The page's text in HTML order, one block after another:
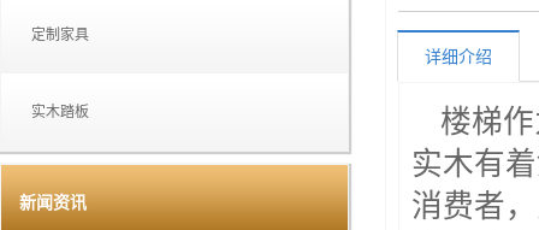
定制家具
实木踏板
新闻资讯
详细介绍
楼梯
实木有
消费者